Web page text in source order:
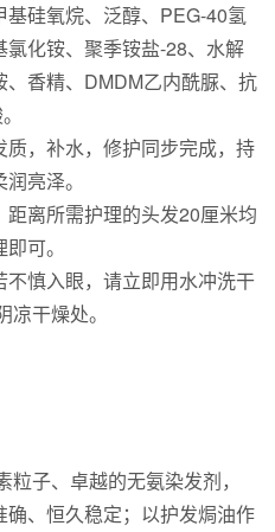
硅氧烷、泛醇、PEG-40氢
化铵、聚季铵盐-28、水解
香精、DMDM乙内酰脲、抗
，补水，修护同步完成，持
亮泽。
离所需护理的头发20厘米均
可。
慎入眼，请立即用水冲洗干
干燥处。
子、卓越的无氨染发剂，
、恒久稳定；以护发焗油作